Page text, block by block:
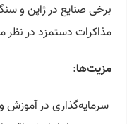
برخی صنایع در ژاپن و
مذاکرات دستمزد در نظر
مزیت‌ها:
سرمایه‌گذاری در آموزش